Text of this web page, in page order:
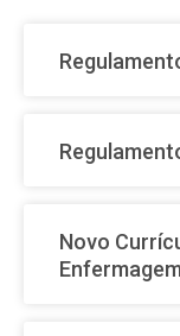
Novo
Enfermagem